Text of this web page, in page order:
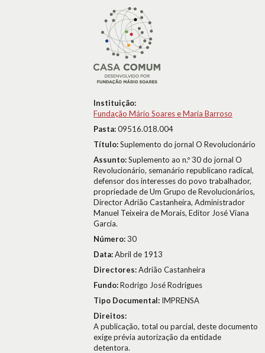
Instituição:
Fundação Mário Soares e Maria Barroso
Pasta:09516.018.004
Título:Suplemento do jornal O Revolucionário
Assunto:Suplemento ao n.º 30 do jornal O
Revolucionário, semanário republicano radical,
defensor dos interesses do povo trabalhador,
propriedade de Um Grupo de Revolucionários,
Director Adrião Castanheira, Administrador
Manuel Teixeira de Morais, Editor José Viana
Garcia.
Número:30
Data:Abril de 1913
Directores:Adrião Castanheira
Fundo:Rodrigo José Rodrigues
Tipo Documental: IMPRENSA
Direitos:
A publicação, total ou parcial, deste documento
exige prévia autorização da entidade
detentora.